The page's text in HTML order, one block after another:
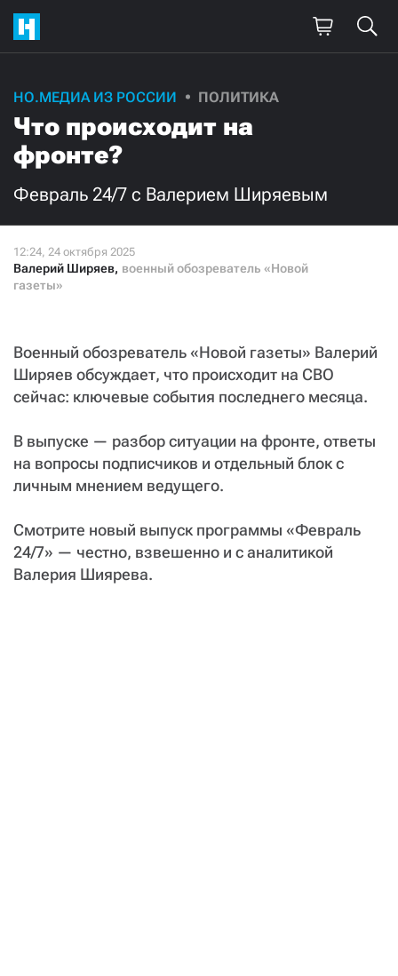
НО.МЕДИА ИЗ РОССИИ ПОЛИТИКА
Что происходит на
фронте?
Февраль 24/7 с Валерием Ширяевым
Валерий Ширяев, военный обозреватель «Новой
газеты»
Военный обозреватель «Новой газеты» Валерий
Ширяев обсуждает, что происходит на СВО
сейчас: ключевые события последнего месяца.
В выпуске — разбор ситуации на фронте, ответы
на вопросы подписчиков и отдельный блок с
личным мнением ведущего.
Смотрите новый выпуск программы «Февраль
24/7» — честно, взвешенно и с аналитикой
Валерия Шиярева.